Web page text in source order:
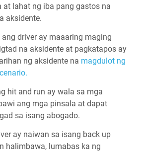
at lahat ng iba pang gastos na
aksidente.
driver ay maaaring maging
na aksidente at pagkatapos ay
ng aksidente na magdulot ng
hit and run ay wala sa mga
ang mga pinsala at dapat
sa isang abogado.
ay naiwan sa isang back up
halimbawa, lumabas ka ng